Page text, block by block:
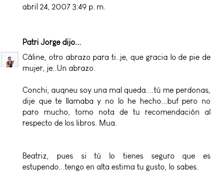
abril 24, 2007 3:49 p. m.
Patri Jorgedijo...
Câline, otro abrazo para ti..je, que gracia lo de pie de
mujer, je..Un abrazo.
Conchi, auqneu soy una mal queda....tú me perdonas,
dije que te llamaba y no lo he hecho...buf pero no
paro mucho, tomo nota de tu recomendación al
respecto de los libros. Mua.
Beatriz, pues si tú lo tienes seguro que es
estupendo...tengo en alta estima tu gusto, lo sabes.